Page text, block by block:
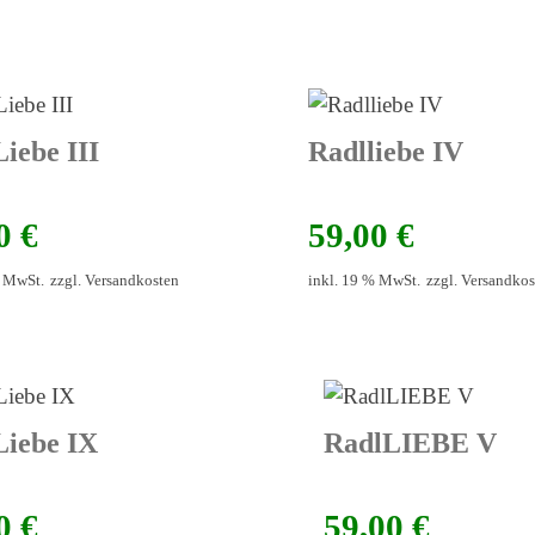
III
€
zzgl. Versandkosten
Radlliebe IV
59,00€
inkl. 19 % MwSt. zzgl.
IX
€
RadlLIEBE V
59,00 €